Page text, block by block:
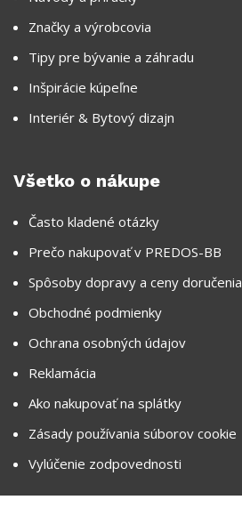
Značky a výrobcovia
Tipy pre bývanie a záhradu
Inšpirácie kúpeľne
Interiér & Bytový dizajn
Všetko o nákupe
Často kladené otázky
Prečo nakupovať v PREDOS-BB
Spôsoby dopravy a ceny doručenia
Obchodné podmienky
Ochrana osobných údajov
Reklamácia
Ako nakupovať na splátky
Zásady používania súborov cookie
Vylúčenie zodpovednosti